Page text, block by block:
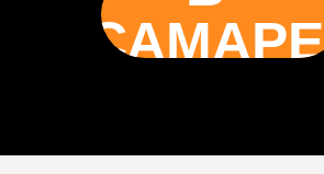
САМАРЕ